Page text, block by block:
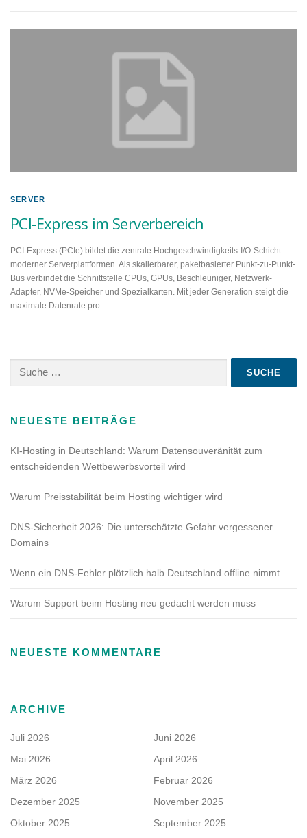
SERVER
PCI-Express im Serverbereich
PCI-Express (PCIe) bildet die zentrale Hochgeschwindigkeits-I/O-Schicht
moderner Serverplattformen. Als skalierbarer, paketbasierter Punkt-zu-Punkt-
Bus verbindet die Schnittstelle CPUs, GPUs, Beschleuniger, Netzwerk-
Adapter, NVMe-Speicher und Spezialkarten. Mit jeder Generation steigt die
maximale Datenrate pro …
nach:
NEUESTE BEITRÄGE
KI-Hosting in Deutschland: Warum Datensouveränität zum
entscheidenden Wettbewerbsvorteil wird
Warum Preisstabilität beim Hosting wichtiger wird
DNS-Sicherheit 2026: Die unterschätzte Gefahr vergessener
Domains
Wenn ein DNS-Fehler plötzlich halb Deutschland offline nimmt
Warum Support beim Hosting neu gedacht werden muss
NEUESTE KOMMENTARE
ARCHIVE
Juli 2026
Juni 2026
Mai 2026
April 2026
März 2026
Februar 2026
Dezember 2025
November 2025
Oktober 2025
September 2025